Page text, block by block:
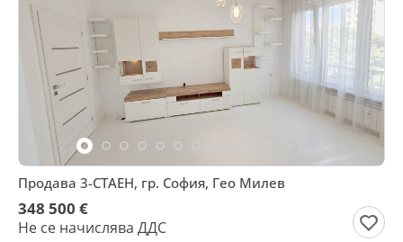
Продава 3-СТАЕН, гр. София, Гео Милев
348 500 €
Не се начислява ДДС